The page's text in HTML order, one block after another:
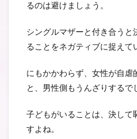
るのは避けましょう。
シングルマザーと付き合うと
ることをネガティブに捉えて
にもかかわらず、女性が自虐
と、男性側もうんざりするで
子どもがいることは、決して
すよね。